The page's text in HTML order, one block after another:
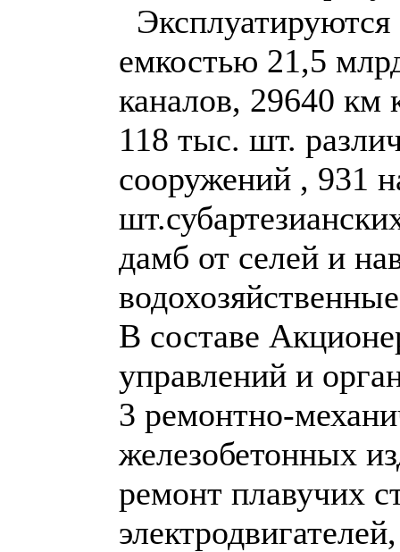
емкостью 21,5
каналов, 29640 км
118 тыс. шт.
сооружений , 931
дамб от селей и
В составе
управлений и
3 ремонтно-
железобетонных
ремонт плавучих